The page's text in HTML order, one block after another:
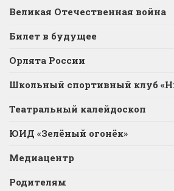
Великая Отечественная война
Билет в будущее
Орлята России
Школьный спортивный клуб
Театральный калейдоскоп
ЮИД «Зелёный огонёк»
Медиацентр
Родителям